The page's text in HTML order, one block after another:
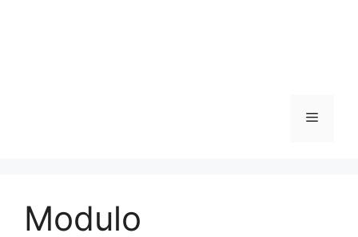
Menu
Modulo